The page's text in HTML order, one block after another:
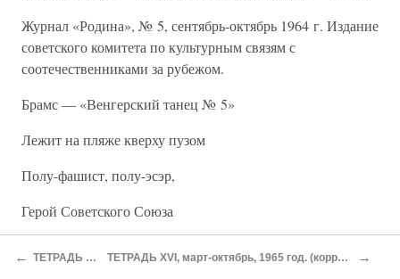
Журнал «Родина», № 5, сентябрь-октябрь 1964 г. Издание
советского комитета по культурным связям с
соотечественниками за рубежом.
Брамс — «Венгерский танец № 5»
Лежит на пляже кверху пузом
Полу-фашист, полу-эсэр,
Герой Советского Союза
← ТЕТРАДЬ XIII, 1964 г. ТЕТРАДЬ XVI, март-октябрь, 1965 год. (корреспонденция, вырезки, заметки) →